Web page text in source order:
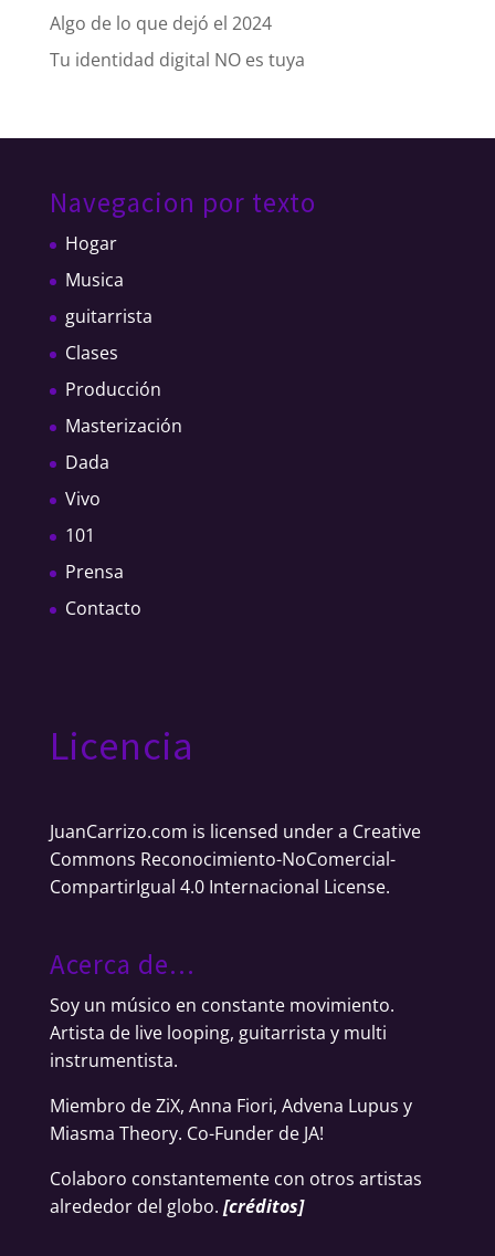
Algo de lo que dejó el 2024
Tu identidad digital NO es tuya
Navegacion por texto
Hogar
Musica
guitarrista
Clases
Producción
Masterización
Dada
Vivo
101
Prensa
Contacto
Licencia
JuanCarrizo.com is licensed under a Creative
Commons Reconocimiento-NoComercial-
CompartirIgual 4.0 Internacional License.
Acerca de…
Soy un músico en constante movimiento.
Artista de live looping, guitarrista y multi
instrumentista.
Miembro de ZiX, Anna Fiori, Advena Lupus y
Miasma Theory. Co-Funder de JA!
Colaboro constantemente con otros artistas
alrededor del globo. [créditos]